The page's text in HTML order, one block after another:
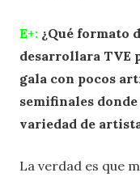
E+: ¿Qué formato
desarrollara TVE
gala con pocos
semifinales
variedad de
La verdad es que